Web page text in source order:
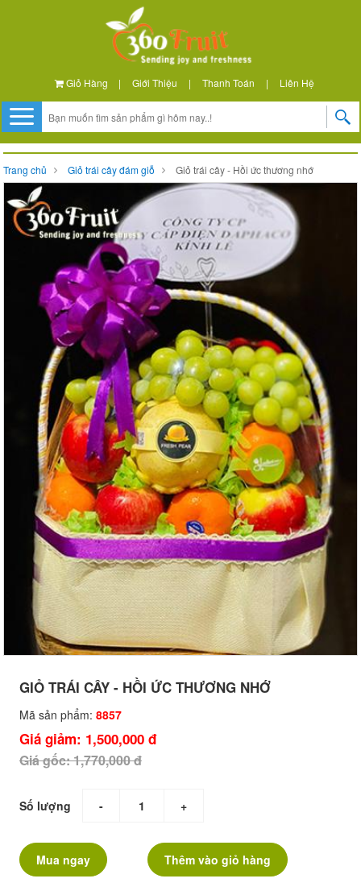
Giỏ Hàng | Giới Thiệu | Thanh Toán | Liên Hệ
Trang chủ Giỏ trái cây đám giỗ Giỏ trái cây - Hồi ức thương nhớ
GIỎ TRÁI CÂY - HỒI ỨC THƯƠNG NHỚ
Mã sản phẩm: 8857
Giá giảm: 1,500,000 đ
Giá gốc: 1,770,000 đ
Số lượng - +
Mua ngay Thêm vào giỏ hàng